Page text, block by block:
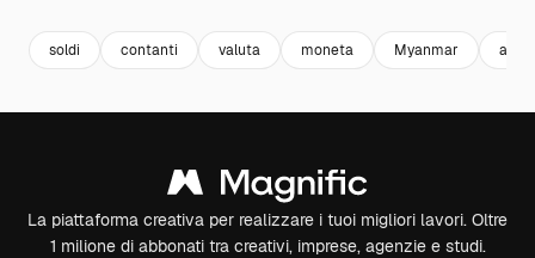
soldi contanti valuta moneta Myanmar
La piattaforma creativa per realizzare i tuoi migliori lavori. Oltre
1 milione di abbonati tra creativi, imprese, agenzie e studi.